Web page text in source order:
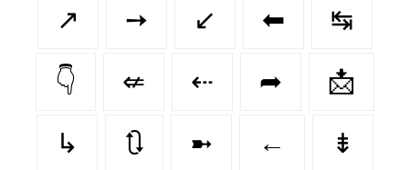
↗ ➙ ↙️ ⬅ ↹
👇 ⇍ ⇠ ➦ 📩
↳ 🔃 ➼ ← ⇟